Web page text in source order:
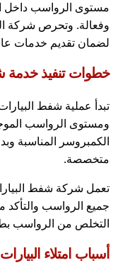
مستوى الرواسب داخل
وفعالة. وتحرص شركة
لضمان تقديم خدمات
خطوات تنفيذ خدمة
تبدأ عملية شفط
ومستوى الرواسب
الكمبروسر المناسبة
متخصصة.
تعمل شركة شفط
جميع الرواسب والتأكد
التخلص من الرواسب
أسباب امتلاء